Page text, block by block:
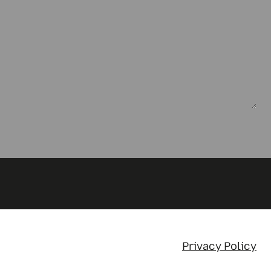
Privacy Policy